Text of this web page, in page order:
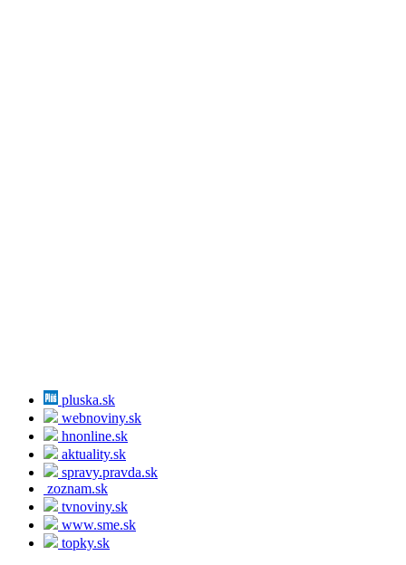
pluska.sk
webnoviny.sk
hnonline.sk
aktuality.sk
spravy.pravda.sk
zoznam.sk
tvnoviny.sk
www.sme.sk
topky.sk